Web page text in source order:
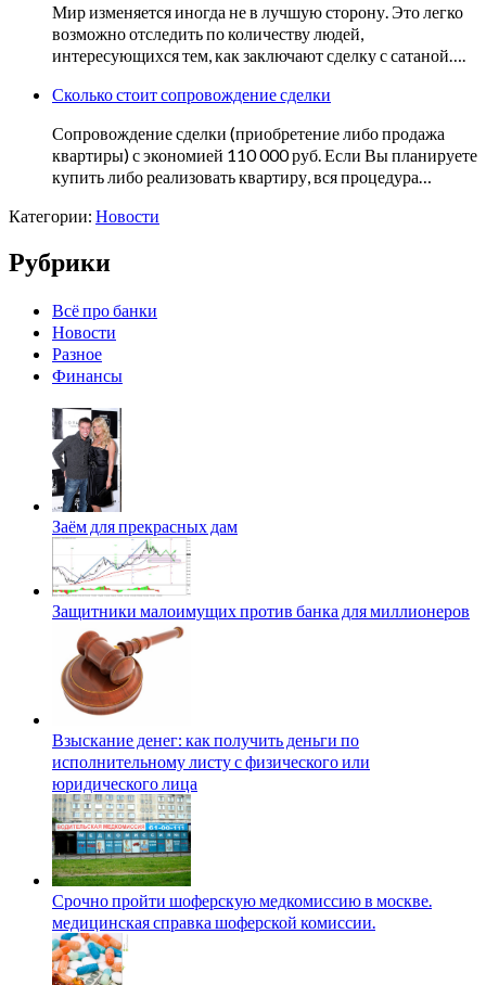
Мир изменяется иногда не в лучшую сторону. Это легко
возможно отследить по количеству людей,
интересующихся тем, как заключают сделку с сатаной….
Сколько стоит сопровождение сделки
Сопровождение сделки (приобретение либо продажа
квартиры) с экономией 110 000 руб. Если Вы планируете
купить либо реализовать квартиру, вся процедура…
Категории: Новости
Рубрики
Всё про банки
Новости
Разное
Финансы
Заём для прекрасных дам
Защитники малоимущих против банка для миллионеров
Взыскание денег: как получить деньги по
исполнительному листу с физического или
юридического лица
Срочно пройти шоферскую медкомиссию в москве.
медицинская справка шоферской комиссии.